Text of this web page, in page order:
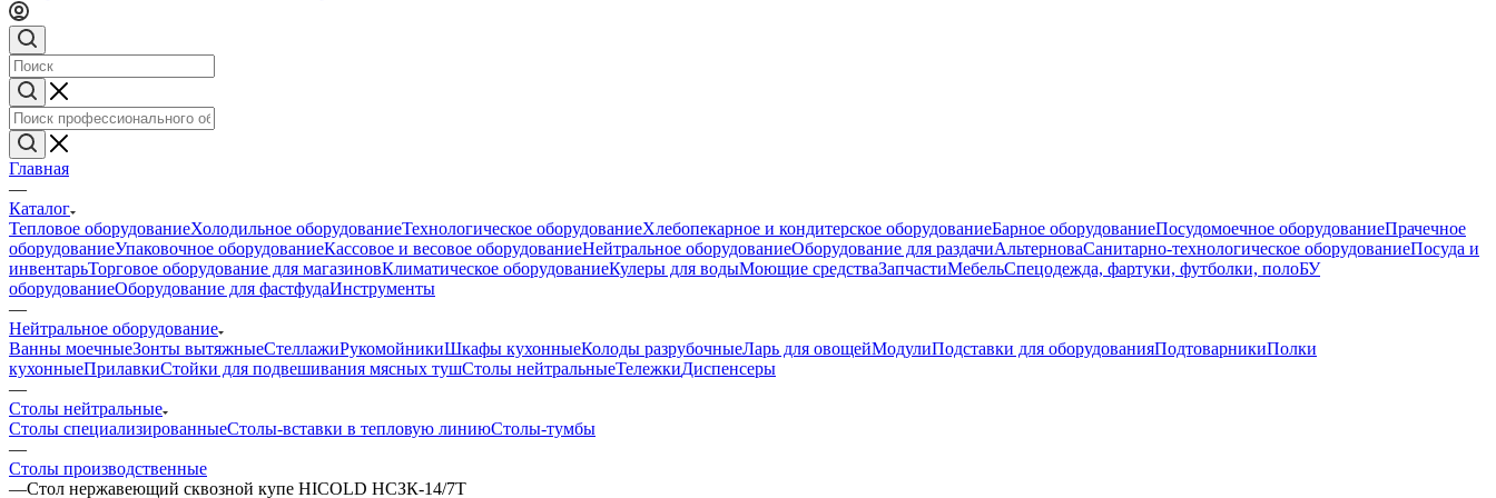
Главная
—
Каталог
Тепловое оборудованиеХолодильное оборудованиеТехнологическое оборудованиеХлебопекарное и кондитерское оборудованиеБарное оборудованиеПосудомоечное оборудованиеПрачечное
оборудованиеУпаковочное оборудованиеКассовое и весовое оборудованиеНейтральное оборудованиеОборудование для раздачиАльтерноваСанитарно-технологическое оборудованиеПосуда и
инвентарьТорговое оборудование для магазиновКлиматическое оборудованиеКулеры для водыМоющие средстваЗапчастиМебельСпецодежда, фартуки, футболки, полоБУ
оборудованиеОборудование для фастфудаИнструменты
—
Нейтральное оборудование
Ванны моечныеЗонты вытяжныеСтеллажиРукомойникиШкафы кухонныеКолоды разрубочныеЛарь для овощейМодулиПодставки для оборудованияПодтоварникиПолки
кухонныеПрилавкиСтойки для подвешивания мясных тушСтолы нейтральныеТележкиДиспенсеры
—
Столы нейтральные
Столы специализированныеСтолы-вставки в тепловую линиюСтолы-тумбы
—
Столы производственные
—Стол нержавеющий сквозной купе HICOLD НСЗК-14/7Т